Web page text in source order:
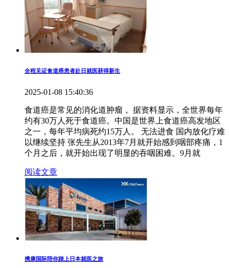
全程见证食道癌患者赴日就医获得新生
2025-01-08 15:40:36
食道癌是常见的消化道肿瘤， 据资料显示，全世界每年
约有30万人死于食道癌。中国是世界上食道癌高发地区
之一，每年平均病死约15万人。 无法进食 国内放化疗难
以继续坚持 张先生从2013年7月就开始感到咽部疼痛，1
个月之后，就开始出现了明显的吞咽困难。9月就
阅读文章
携康国际陪你踏上日本就医之旅